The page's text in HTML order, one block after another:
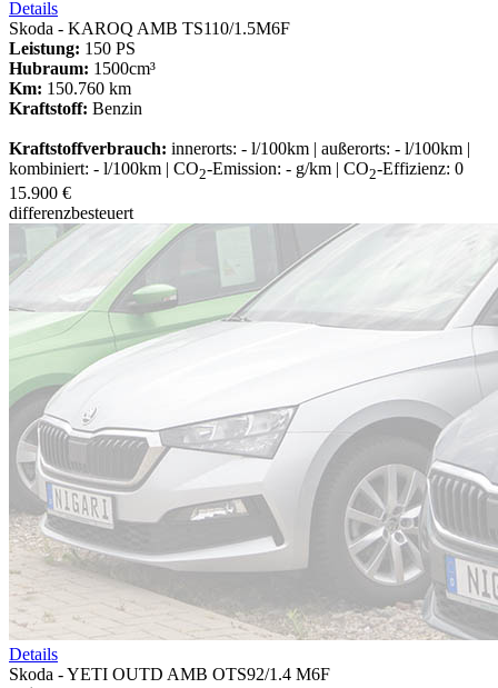
Details
Skoda - KAROQ AMB TS110/1.5M6F
Leistung: 150 PS
Hubraum: 1500cm³
Km: 150.760 km
Kraftstoff: Benzin
Kraftstoffverbrauch: innerorts: - l/100km | außerorts: - l/100km |
kombiniert: - l/100km | CO2-Emission: - g/km | CO2-Effizienz: 0
15.900 €
differenzbesteuert
Details
Skoda - YETI OUTD AMB OTS92/1.4 M6F